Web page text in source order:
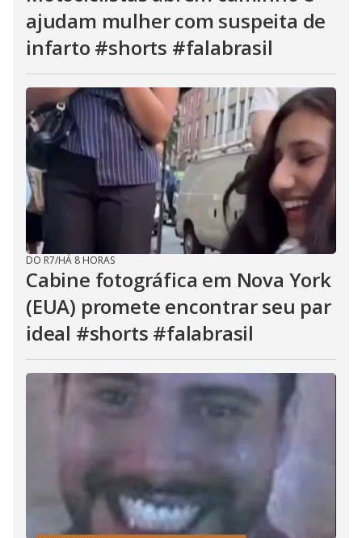
ajudam mulher com suspeita de
infarto #shorts #falabrasil
DO R7/HÁ 8 HORAS
Cabine fotográfica em Nova York
(EUA) promete encontrar seu par
ideal #shorts #falabrasil